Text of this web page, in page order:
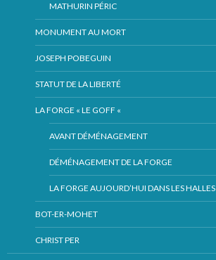
MATHURIN PÉRIC
MONUMENT AU MORT
JOSEPH POBEGUIN
STATUT DE LA LIBERTÉ
LA FORGE « LE GOFF «
AVANT DÉMÉNAGEMENT
DÉMÉNAGEMENT DE LA FORGE
LA FORGE AUJOURD’HUI DANS LES HALLES
BOT-ER-MOHET
CHRIST PER